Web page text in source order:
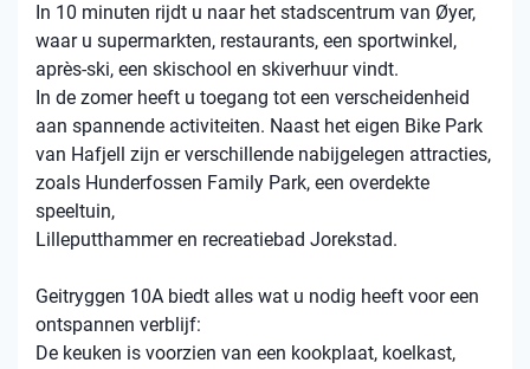
In 10 minuten rijdt u naar het stadscentrum van Øyer,
waar u supermarkten, restaurants, een sportwinkel,
après-ski, een skischool en skiverhuur vindt.
In de zomer heeft u toegang tot een verscheidenheid
aan spannende activiteiten. Naast het eigen Bike Park
van Hafjell zijn er verschillende nabijgelegen attracties,
zoals Hunderfossen Family Park, een overdekte
speeltuin,
Lilleputthammer en recreatiebad Jorekstad.
Geitryggen 10A biedt alles wat u nodig heeft voor een
ontspannen verblijf:
De keuken is voorzien van een kookplaat, koelkast,